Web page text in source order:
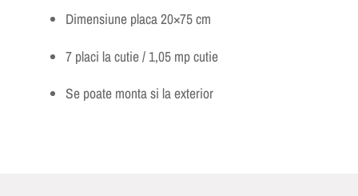
Dimensiune placa 20×75 cm
7 placi la cutie / 1,05 mp cutie
Se poate monta si la exterior